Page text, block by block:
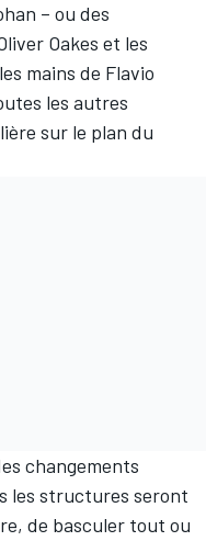
– ou des
Oakes et les
mains de Flavio
les autres
sur le plan du
changements
les structures seront
de basculer tout ou